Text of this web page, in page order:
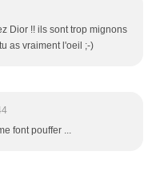
Dior !! ils sont trop mignons
as vraiment l'oeil ;-)
font pouffer ...